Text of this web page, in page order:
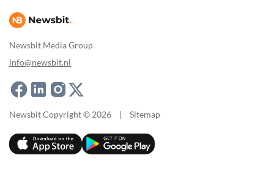
Newsbit Media Group
info@newsbit.nl
Newsbit Copyright © 2026 | Sitemap